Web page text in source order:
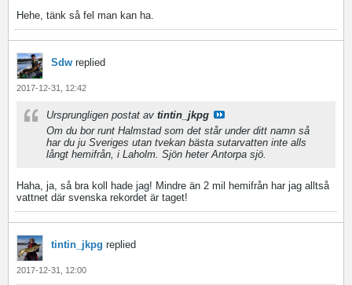
Hehe, tänk så fel man kan ha.
Sdw replied
2017-12-31, 12:42
Ursprungligen postat av tintin_jkpg
Om du bor runt Halmstad som det står under ditt namn så
har du ju Sveriges utan tvekan bästa sutarvatten inte alls
långt hemifrån, i Laholm. Sjön heter Antorpa sjö.
Haha, ja, så bra koll hade jag! Mindre än 2 mil hemifrån har jag alltså
vattnet där svenska rekordet är taget!
tintin_jkpg replied
2017-12-31, 12:00